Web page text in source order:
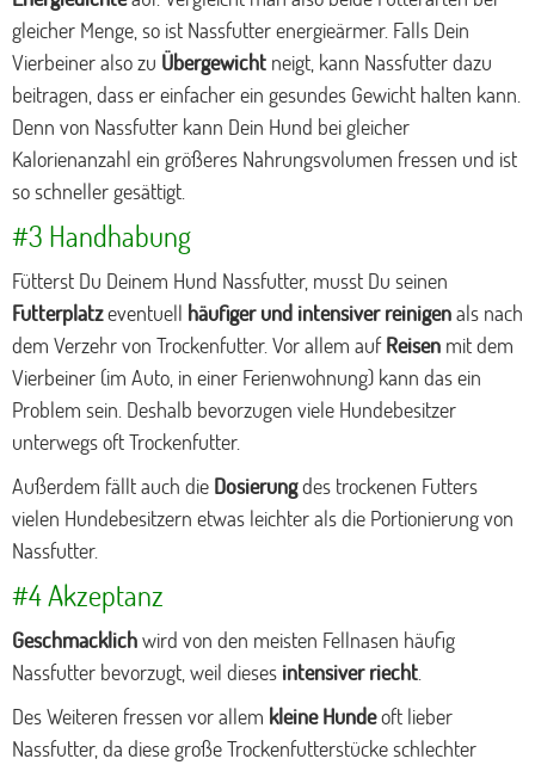
gleicher Menge, so ist Nassfutter energieärmer. Falls Dein
Vierbeiner also zu Übergewicht neigt, kann Nassfutter dazu
beitragen, dass er einfacher ein gesundes Gewicht halten kann.
Denn von Nassfutter kann Dein Hund bei gleicher
Kalorienanzahl ein größeres Nahrungsvolumen fressen und ist
so schneller gesättigt.
#3 Handhabung
Fütterst Du Deinem Hund Nassfutter, musst Du seinen
Futterplatzeventuell häufiger und intensiver reinigenals nach
dem Verzehr von Trockenfutter. Vor allem aufReisen mit dem
Vierbeiner (im Auto, in einer Ferienwohnung) kann das ein
Problem sein. Deshalb bevorzugen viele Hundebesitzer
unterwegs oft Trockenfutter.
Außerdem fällt auch die Dosierungdes trockenen Futters
vielen Hundebesitzern etwas leichter als die Portionierung von
Nassfutter.
#4 Akzeptanz
Geschmacklichwird von den meisten Fellnasen häufig
Nassfutter bevorzugt, weil dieses intensiver riecht.
Des Weiteren fressen vor allem kleine Hundeoft lieber
Nassfutter, da diese große Trockenfutterstücke schlechter